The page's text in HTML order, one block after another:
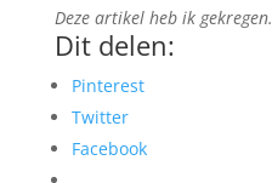
Deze artikel heb ik gekregen.
Dit delen:
Pinterest
Twitter
Facebook